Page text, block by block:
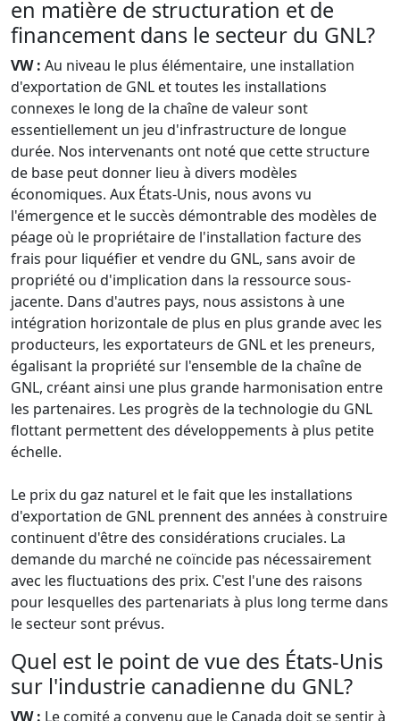
en matière de structuration et de
financement dans le secteur du GNL?
VW : Au niveau le plus élémentaire, une installation
d'exportation de GNL et toutes les installations
connexes le long de la chaîne de valeur sont
essentiellement un jeu d'infrastructure de longue
durée. Nos intervenants ont noté que cette structure
de base peut donner lieu à divers modèles
économiques. Aux États-Unis, nous avons vu
l'émergence et le succès démontrable des modèles de
péage où le propriétaire de l'installation facture des
frais pour liquéfier et vendre du GNL, sans avoir de
propriété ou d'implication dans la ressource sous-
jacente. Dans d'autres pays, nous assistons à une
intégration horizontale de plus en plus grande avec les
producteurs, les exportateurs de GNL et les preneurs,
égalisant la propriété sur l'ensemble de la chaîne de
GNL, créant ainsi une plus grande harmonisation entre
les partenaires. Les progrès de la technologie du GNL
flottant permettent des développements à plus petite
échelle.
Le prix du gaz naturel et le fait que les installations
d'exportation de GNL prennent des années à construire
continuent d'être des considérations cruciales. La
demande du marché ne coïncide pas nécessairement
avec les fluctuations des prix. C'est l'une des raisons
pour lesquelles des partenariats à plus long terme dans
le secteur sont prévus.
Quel est le point de vue des États-Unis
sur l'industrie canadienne du GNL?
VW : Le comité a convenu que le Canada doit se sentir à